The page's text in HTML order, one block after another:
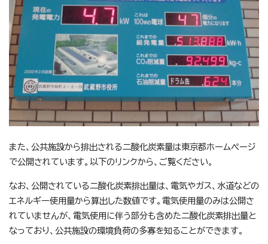
また、公共施設から排出される二酸化炭素量は東京都ホームページ
で公開されています。以下のリンクから、ご覧ください。
なお、公開されている二酸化炭素排出量は、電気やガス、水道などの
エネルギー使用量から算出した数値です。電気使用量のみは公開さ
れていませんが、電気使用に伴う部分も含めた二酸化炭素排出量と
なっており、公共施設の環境負荷の多寡を知ることができます。